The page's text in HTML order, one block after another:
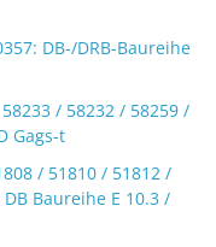
DB-/DRB-Baureihe
/ 58232 / 58259 /
Gags-t
/ 51810 / 51812 /
Baureihe E 10.3 /